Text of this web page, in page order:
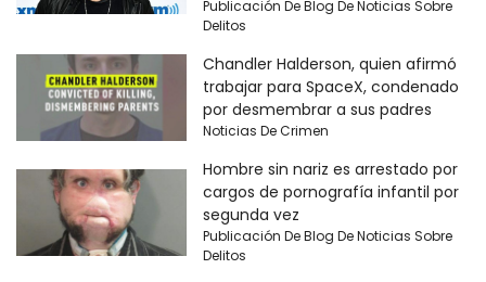
Publicación De Blog De Noticias Sobre
Delitos
Chandler Halderson, quien afirmó
trabajar para SpaceX, condenado
por desmembrar a sus padres
Noticias De Crimen
Hombre sin nariz es arrestado por
cargos de pornografía infantil por
segunda vez
Publicación De Blog De Noticias Sobre
Delitos